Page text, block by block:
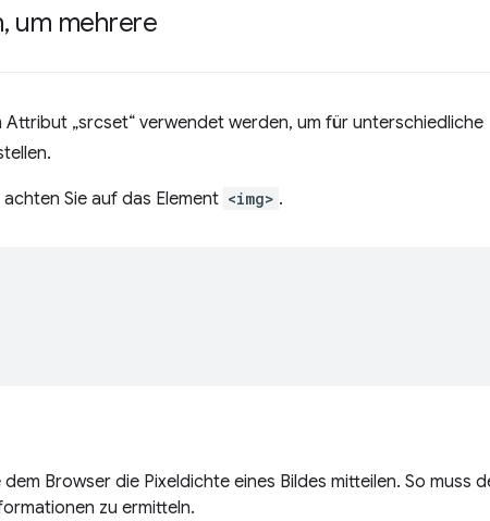
, um mehrere
„srcset“ verwendet werden, um für unterschiedliche
Sie auf das Element <img> .
Browser die Pixeldichte eines Bildes mitteilen. So muss
zu ermitteln.